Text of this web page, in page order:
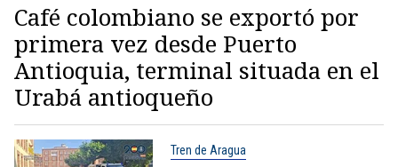
Café colombiano se exportó por
primera vez desde Puerto
Antioquia, terminal situada en el
Urabá antioqueño
Tren de Aragua